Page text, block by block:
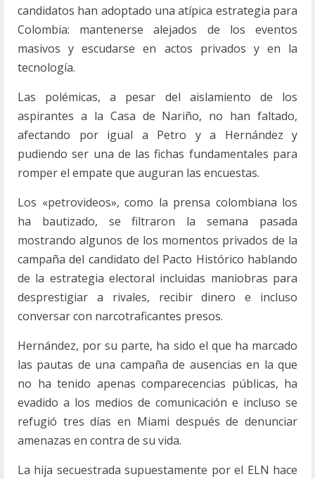
candidatos han adoptado una atípica estrategia para
Colombia: mantenerse alejados de los eventos
masivos y escudarse en actos privados y en la
tecnología.
Las polémicas, a pesar del aislamiento de los
aspirantes a la Casa de Nariño, no han faltado,
afectando por igual a Petro y a Hernández y
pudiendo ser una de las fichas fundamentales para
romper el empate que auguran las encuestas.
Los «petrovideos», como la prensa colombiana los
ha bautizado, se filtraron la semana pasada
mostrando algunos de los momentos privados de la
campaña del candidato del Pacto Histórico hablando
de la estrategia electoral incluidas maniobras para
desprestigiar a rivales, recibir dinero e incluso
conversar con narcotraficantes presos.
Hernández, por su parte, ha sido el que ha marcado
las pautas de una campaña de ausencias en la que
no ha tenido apenas comparecencias públicas, ha
evadido a los medios de comunicación e incluso se
refugió tres días en Miami después de denunciar
amenazas en contra de su vida.
La hija secuestrada supuestamente por el ELN hace